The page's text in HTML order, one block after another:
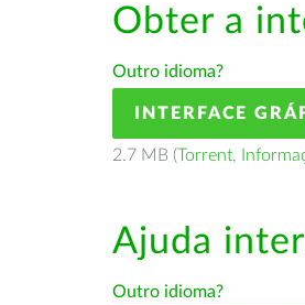
Obter a
Outro idioma?
INTERFACE
2.7 MB (Torrent,
Ajuda
Outro idioma?